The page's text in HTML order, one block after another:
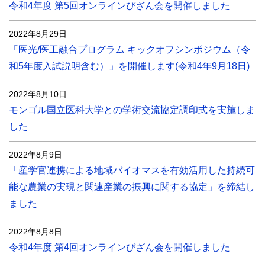
令和4年度 第5回オンラインびざん会を開催しました
2022年8月29日
「医光/医工融合プログラム キックオフシンポジウム（令
和5年度入試説明含む）」を開催します(令和4年9月18日)
2022年8月10日
モンゴル国立医科大学との学術交流協定調印式を実施しま
した
2022年8月9日
「産学官連携による地域バイオマスを有効活用した持続可
能な農業の実現と関連産業の振興に関する協定」を締結し
ました
2022年8月8日
令和4年度 第4回オンラインびざん会を開催しました